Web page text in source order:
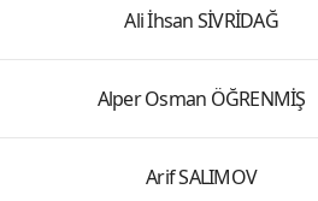
Ali İhsan SİVRİDAĞ
Alper Osman ÖĞRENMİŞ
Arif SALIMOV